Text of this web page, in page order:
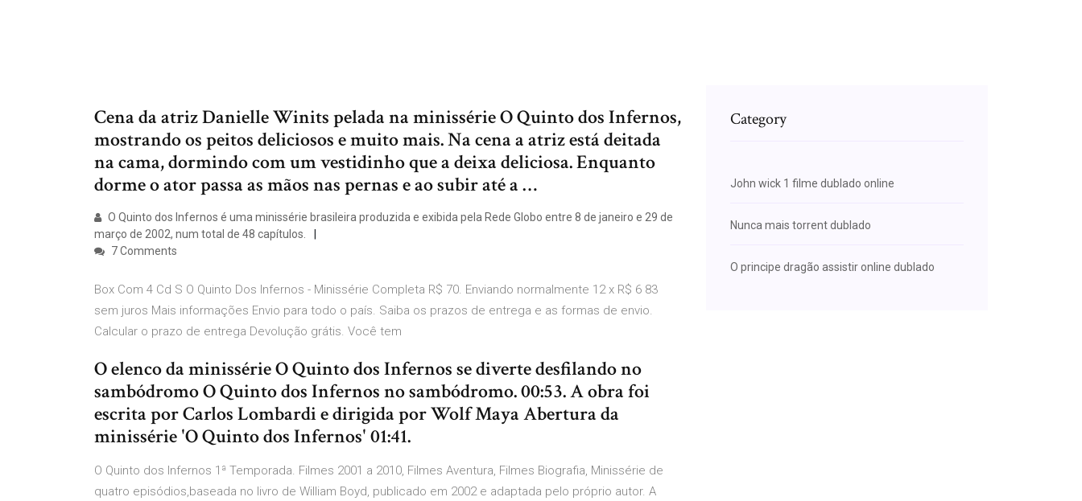
Cena da atriz Danielle Winits pelada na minissérie O Quinto dos Infernos,
mostrando os peitos deliciosos e muito mais. Na cena a atriz está deitada
na cama, dormindo com um vestidinho que a deixa deliciosa. Enquanto
dorme o ator passa as mãos nas pernas e ao subir até a …
O Quinto dos Infernos é uma minissérie brasileira produzida e exibida pela Rede Globo entre 8 de janeiro e 29 de
março de 2002, num total de 48 capítulos.
7 Comments
Box Com 4 Cd S O Quinto Dos Infernos - Minissérie Completa R$ 70. Enviando normalmente 12 x R$ 6 83
sem juros Mais informações Envio para todo o país. Saiba os prazos de entrega e as formas de envio.
Calcular o prazo de entrega Devolução grátis. Você tem
O elenco da minissérie O Quinto dos Infernos se diverte desfilando no
sambódromo O Quinto dos Infernos no sambódromo. 00:53. A obra foi
escrita por Carlos Lombardi e dirigida por Wolf Maya Abertura da
minissérie 'O Quinto dos Infernos' 01:41.
O Quinto dos Infernos 1ª Temporada. Filmes 2001 a 2010, Filmes Aventura, Filmes Biografia, Minissérie de
quatro episódios,baseada no livro de William Boyd, publicado em 2002 e adaptada pelo próprio autor. A
Category
John wick 1 filme dublado online
Nunca mais torrent dublado
O principe dragão assistir online dublado